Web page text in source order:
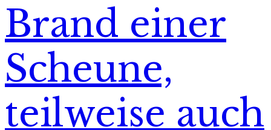
Brand einer
Scheune,
teilweise auch